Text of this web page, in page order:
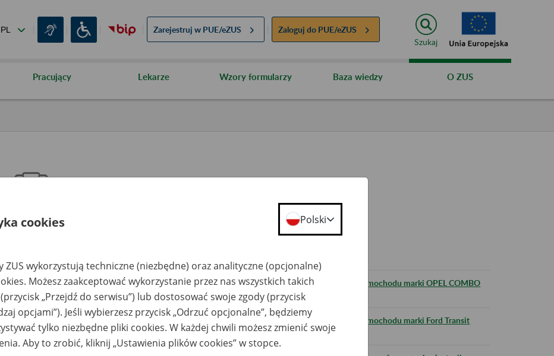
Zarejestruj w PUE/eZUS Zaloguj do PUE/eZUS
Szukaj
Pracujący Lekarze Wzory formularzy Baza wiedzy O ZUS
4
sierpnia
2026
Koszalin: publiczny pisemny przetarg na sprzedaż używanego samochodu marki OPEL COMBO
LIFE 1.5 CDTI
4
sierpnia
2026
Koszalin: publiczny pisemny przetarg na sprzedaż używanego samochodu marki Ford Transit
Custom 2.0 TDCI
cookies Polski
ZUS wykorzystują techniczne (niezbędne) oraz analityczne (opcjonalne)
Możesz zaakceptować wykorzystanie przez nas wszystkich takich
„Przejdź do serwisu”) lub dostosować swoje zgody (przycisk
opcjami”). Jeśli wybierzesz przycisk „Odrzuć opcjonalne”, będziemy
tylko niezbędne pliki cookies. W każdej chwili możesz zmienić swoje
Aby to zrobić, kliknij „Ustawienia plików cookies” w stopce.